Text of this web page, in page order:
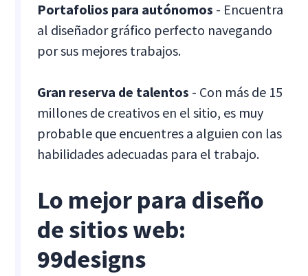
Portafolios para autónomos - Encuentra
al diseñador gráfico perfecto navegando
por sus mejores trabajos.
Gran reserva de talentos - Con más de 15
millones de creativos en el sitio, es muy
probable que encuentres a alguien con las
habilidades adecuadas para el trabajo.
Lo mejor para diseño
de sitios web:
99designs